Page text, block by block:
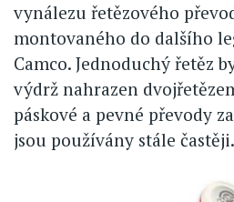
vynálezu řetězového
montovaného do dalšího
Camco. Jednoduchý řetěz
výdrž nahrazen
páskové a pevné převody
jsou používány stále častěji.